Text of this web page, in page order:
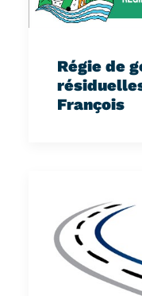
Régie de
François